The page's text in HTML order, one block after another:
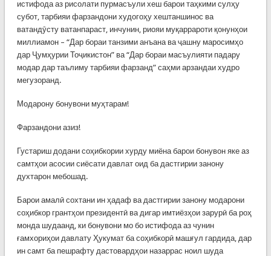
истифода аз рисолати пурмасъули хеш барои таҳкими сулҳу
субот, тарбияи фарзандони худогоҳу хештаншинос ва
ватандӯсту ватанпараст, инчунин, риояи муқаррароти қонунҳои
миллиамон – “Дар бораи танзими анъана ва ҷашну маросимҳо
дар Ҷумҳурии Тоҷикистон” ва “Дар бораи масъулияти падару
модар дар таълиму тарбияи фарзанд” саҳми арзандаи худро
мегузоранд.
Модарону бонувони муҳтарам!
Фарзандони азиз!
Густариш додани соҳибкории хурду миёна барои бонувон яке аз
самтҳои асосии сиёсати давлат оид ба дастгирии занону
духтарон мебошад.
Барои амалӣ сохтани ин ҳадаф ва дастгирии занону модарони
соҳибкор грантҳои президентӣ ва дигар имтиёзҳои зарурӣ ба роҳ
монда шудаанд, ки бонувони мо бо истифода аз чунин
ғамхориҳои давлату Ҳукумат ба соҳибкорӣ машғул гардида, дар
ин самт ба пешрафту дастовардҳои назаррас ноил шуда